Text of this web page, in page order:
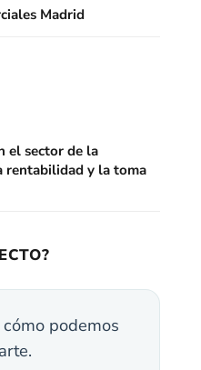
Madrid
el sector de la
rentabilidad y la toma
podemos